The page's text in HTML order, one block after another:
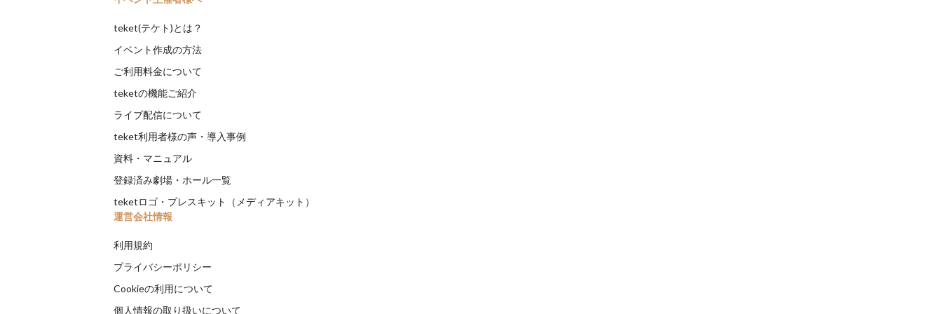
teket(テケト)とは？
イベント作成の方法
ご利用料金について
teketの機能ご紹介
ライブ配信について
teket利用者様の声・導入事例
資料・マニュアル
登録済み劇場・ホール一覧
teketロゴ・プレスキット（メディアキット）
運営会社情報
利用規約
プライバシーポリシー
Cookieの利用について
個人情報の取り扱いについて